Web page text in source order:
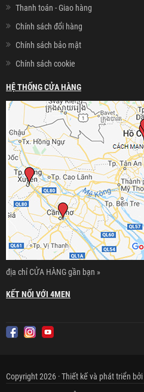
Thanh toán - Giao hàng
Chính sách đổi hàng
Chính sách bảo mật
Chính sách cookie
HỆ THỐNG CỬA HÀNG
địa chỉ CỬA HÀNG gần bạn »
KẾT NỐI VỚI 4MEN
Copyright 2026 · Thiết kế và phát triển bởi